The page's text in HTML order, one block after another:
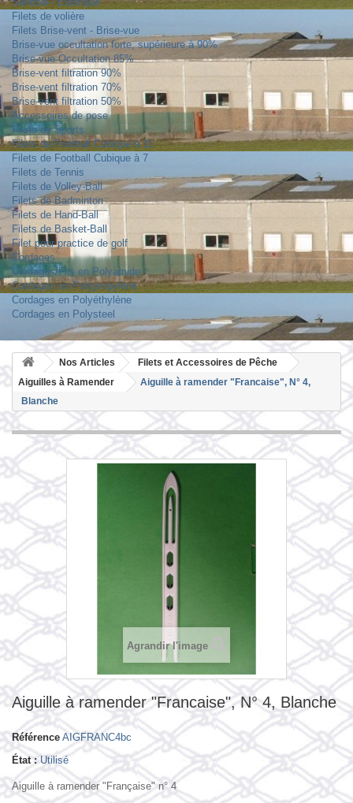
Filets de volière
Filets Brise-vent - Brise-vue
Brise-vue occultation forte, supérieure à 90%
Brise-vue Occultation 85%
Brise-vent filtration 90%
Brise-vent filtration 70%
Brise-vent filtration 50%
Accessoires de pose
Filets de Sports
Filets de Football Cubique à 11
Filets de Football Cubique à 7
Filets de Tennis
Filets de Volley-Ball
Filets de Badminton
Filets de Hand-Ball
Filets de Basket-Ball
Filet pour practice de golf
Cordages
Cordages/Fils en Polyamide
Cordages en Polypropylène
Cordages en Polyéthylène
Cordages en Polysteel
Nos Articles
Filets et Accessoires de Pêche
Aiguilles à Ramender
Aiguille à ramender "Francaise", N° 4,
Blanche
Agrandir l'image
Aiguille à ramender "Francaise", N° 4, Blanche
Référence AIGFRANC4bc
État : Utilisé
Aiguille à ramender "Française" n° 4